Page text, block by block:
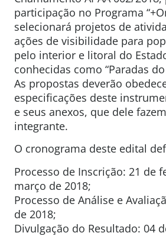
participação no Programa
selecionará projetos de
ações de visibilidade para
pelo interior e litoral do
conhecidas como “Paradas
As propostas deverão
especificações deste
e seus anexos, que dele
integrante.
O cronograma deste edital
Processo de Inscrição: 21 de
março de 2018;
Processo de Análise e
de 2018;
Divulgação do Resultado: 04